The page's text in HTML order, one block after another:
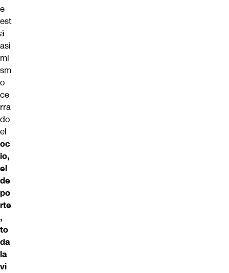
e
est
á
asi
mi
sm
o
ce
rra
do
el
oc
io,
el
de
po
rte
,
to
da
la
vi